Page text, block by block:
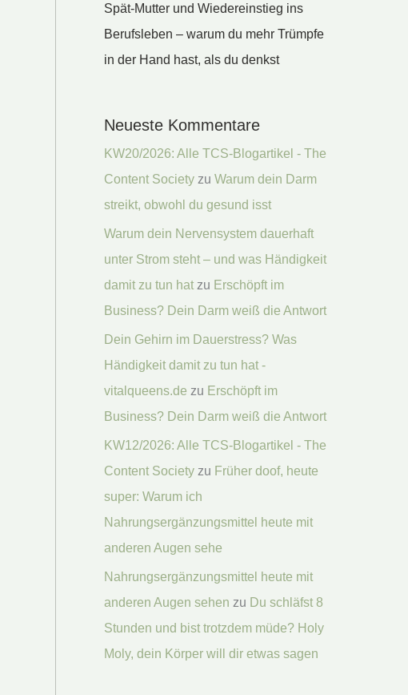
Spät-Mutter und Wiedereinstieg ins
Berufsleben – warum du mehr Trümpfe
in der Hand hast, als du denkst
Neueste Kommentare
KW20/2026: Alle TCS-Blogartikel - The
Content Society zu Warum dein Darm
streikt, obwohl du gesund isst
Warum dein Nervensystem dauerhaft
unter Strom steht – und was Händigkeit
damit zu tun hat zu Erschöpft im
Business? Dein Darm weiß die Antwort
Dein Gehirn im Dauerstress? Was
Händigkeit damit zu tun hat -
vitalqueens.de zu Erschöpft im
Business? Dein Darm weiß die Antwort
KW12/2026: Alle TCS-Blogartikel - The
Content Society zu Früher doof, heute
super: Warum ich
Nahrungsergänzungsmittel heute mit
anderen Augen sehe
Nahrungsergänzungsmittel heute mit
anderen Augen sehen zu Du schläfst 8
Stunden und bist trotzdem müde? Holy
Moly, dein Körper will dir etwas sagen